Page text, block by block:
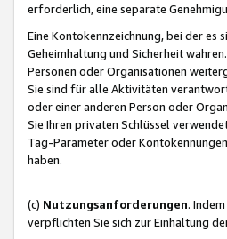
erforderlich, eine separate
Eine Kontokennzeichnung, bei der es
Geheimhaltung und Sicherheit
Personen oder Organisationen
Sie sind für alle Aktivitäten
oder einer anderen Person oder
Sie Ihren privaten Schlüssel
Tag-Parameter oder
haben.
(c) Nutzungsanforderungen.
verpflichten Sie sich zur Einhaltung